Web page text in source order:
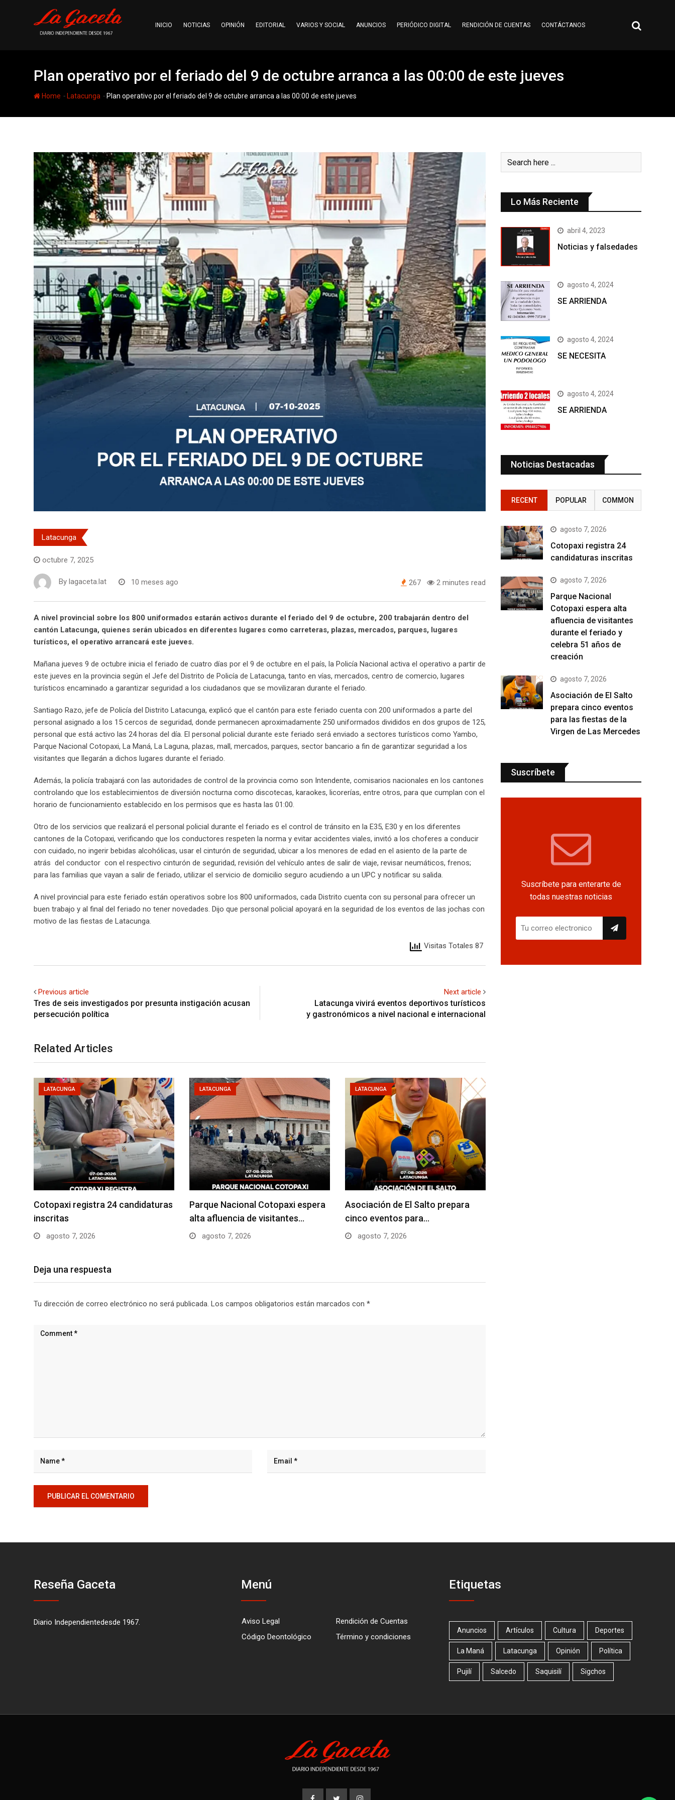
INICIO NOTICIAS OPINIÓN EDITORIAL VARIOS Y SOCIAL ANUNCIOS PERIÓDICO DIGITAL RENDICIÓN DE CUENTAS CONTÁCTANOS
Plan operativo por el feriado del 9 de octubre arranca a las 00:00 de este jueves
Home - Latacunga - Plan operativo por el feriado del 9 de octubre arranca a las 00:00 de este jueves
Latacunga
octubre 7, 2025
By lagaceta.lat 10 meses ago 267 2 minutes read
A nivel provincial sobre los 800 uniformados estarán activos durante el feriado del 9 de octubre, 200 trabajarán dentro del
cantón Latacunga, quienes serán ubicados en diferentes lugares como carreteras, plazas, mercados, parques, lugares
turísticos, el operativo arrancará este jueves.
Mañana jueves 9 de octubre inicia el feriado de cuatro días por el 9 de octubre en el país, la Policía Nacional activa el operativo a partir de
este jueves en la provincia según el Jefe del Distrito de Policía de Latacunga, tanto en vías, mercados, centro de comercio, lugares
turísticos encaminado a garantizar seguridad a los ciudadanos que se movilizaran durante el feriado.
Santiago Razo, jefe de Policía del Distrito Latacunga, explicó que el cantón para este feriado cuenta con 200 uniformados a parte del
personal asignado a los 15 cercos de seguridad, donde permanecen aproximadamente 250 uniformados divididos en dos grupos de 125,
personal que está activo las 24 horas del día. El personal policial durante este feriado será enviado a sectores turísticos como Yambo,
Parque Nacional Cotopaxi, La Maná, La Laguna, plazas, mall, mercados, parques, sector bancario a fin de garantizar seguridad a los
visitantes que llegarán a dichos lugares durante el feriado.
Además, la policía trabajará con las autoridades de control de la provincia como son Intendente, comisarios nacionales en los cantones
controlando que los establecimientos de diversión nocturna como discotecas, karaokes, licorerías, entre otros, para que cumplan con el
horario de funcionamiento establecido en los permisos que es hasta las 01:00.
Otro de los servicios que realizará el personal policial durante el feriado es el control de tránsito en la E35, E30 y en los diferentes
cantones de la Cotopaxi, verificando que los conductores respeten la norma y evitar accidentes viales, invitó a los choferes a conducir
con cuidado, no ingerir bebidas alcohólicas, usar el cinturón de seguridad, ubicar a los menores de edad en el asiento de la parte de
atrás del conductor con el respectivo cinturón de seguridad, revisión del vehículo antes de salir de viaje, revisar neumáticos, frenos;
para las familias que vayan a salir de feriado, utilizar el servicio de domicilio seguro acudiendo a un UPC y notificar su salida.
A nivel provincial para este feriado están operativos sobre los 800 uniformados, cada Distrito cuenta con su personal para ofrecer un
buen trabajo y al final del feriado no tener novedades. Dijo que personal policial apoyará en la seguridad de los eventos de las jochas con
motivo de las fiestas de Latacunga.
Visitas Totales 87
Previous article
Tres de seis investigados por presunta instigación acusan
persecución política
Next article
Latacunga vivirá eventos deportivos turísticos
y gastronómicos a nivel nacional e internacional
Related Articles
LATACUNGA
Cotopaxi registra 24 candidaturas
inscritas
agosto 7, 2026
LATACUNGA
Parque Nacional Cotopaxi espera
alta afluencia de visitantes…
agosto 7, 2026
LATACUNGA
Asociación de El Salto prepara
cinco eventos para…
agosto 7, 2026
Deja una respuesta
Tu dirección de correo electrónico no será publicada. Los campos obligatorios están marcados con *
Lo Más Reciente
abril 4, 2023
Noticias y falsedades
agosto 4, 2024
SE ARRIENDA
agosto 4, 2024
SE NECESITA
agosto 4, 2024
SE ARRIENDA
Noticias Destacadas
RECENT POPULAR COMMON
agosto 7, 2026
Cotopaxi registra 24
candidaturas inscritas
agosto 7, 2026
Parque Nacional
Cotopaxi espera alta
afluencia de visitantes
durante el feriado y
celebra 51 años de
creación
agosto 7, 2026
Asociación de El Salto
prepara cinco eventos
para las fiestas de la
Virgen de Las Mercedes
Suscríbete
Suscríbete para enterarte de
todas nuestras noticias
Reseña Gaceta
Diario Independientedesde 1967.
Menú
Aviso Legal
Rendición de Cuentas
Código Deontológico
Término y condiciones
Etiquetas
Anuncios Artículos Cultura Deportes
La Maná Latacunga Opinión Política
Pujilí Salcedo Saquisilí Sigchos